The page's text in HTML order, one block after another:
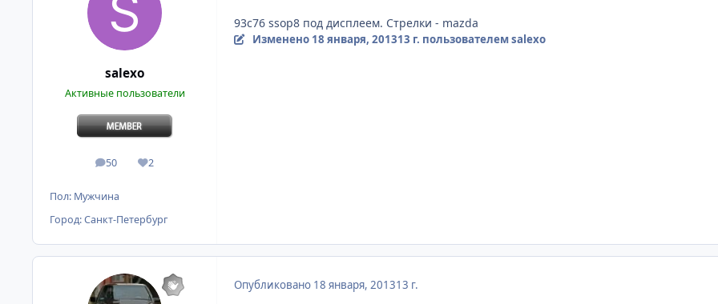
salexo
Активные пользователи
50
сообщения
2
Репутация
Пол: Мужчина
Город:Санкт-Петербург
93с76 ssop8 под дисплеем. Стрелки - mazda
Изменено 18 января, 201313 г. пользователем salexo
Опубликовано 18 января, 201313 г.